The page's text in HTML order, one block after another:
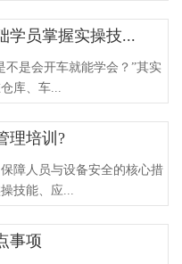
学员掌握实操技...
是会开车就能学会？”其实
库、车...
理培训?
障人员与设备安全的核心措
技能、应...
事项